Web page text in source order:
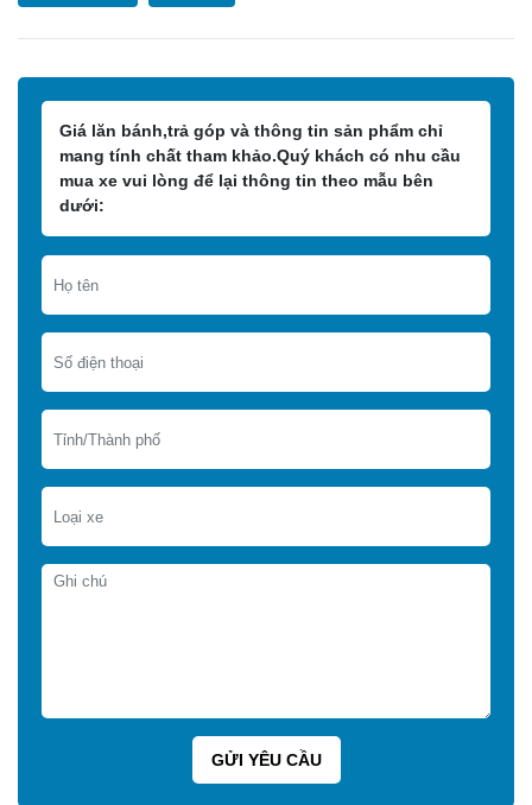
Giá lăn bánh,trả góp và thông tin sản phẩm chỉ
mang tính chất tham khảo.Quý khách có nhu cầu
mua xe vui lòng để lại thông tin theo mẫu bên
dưới: